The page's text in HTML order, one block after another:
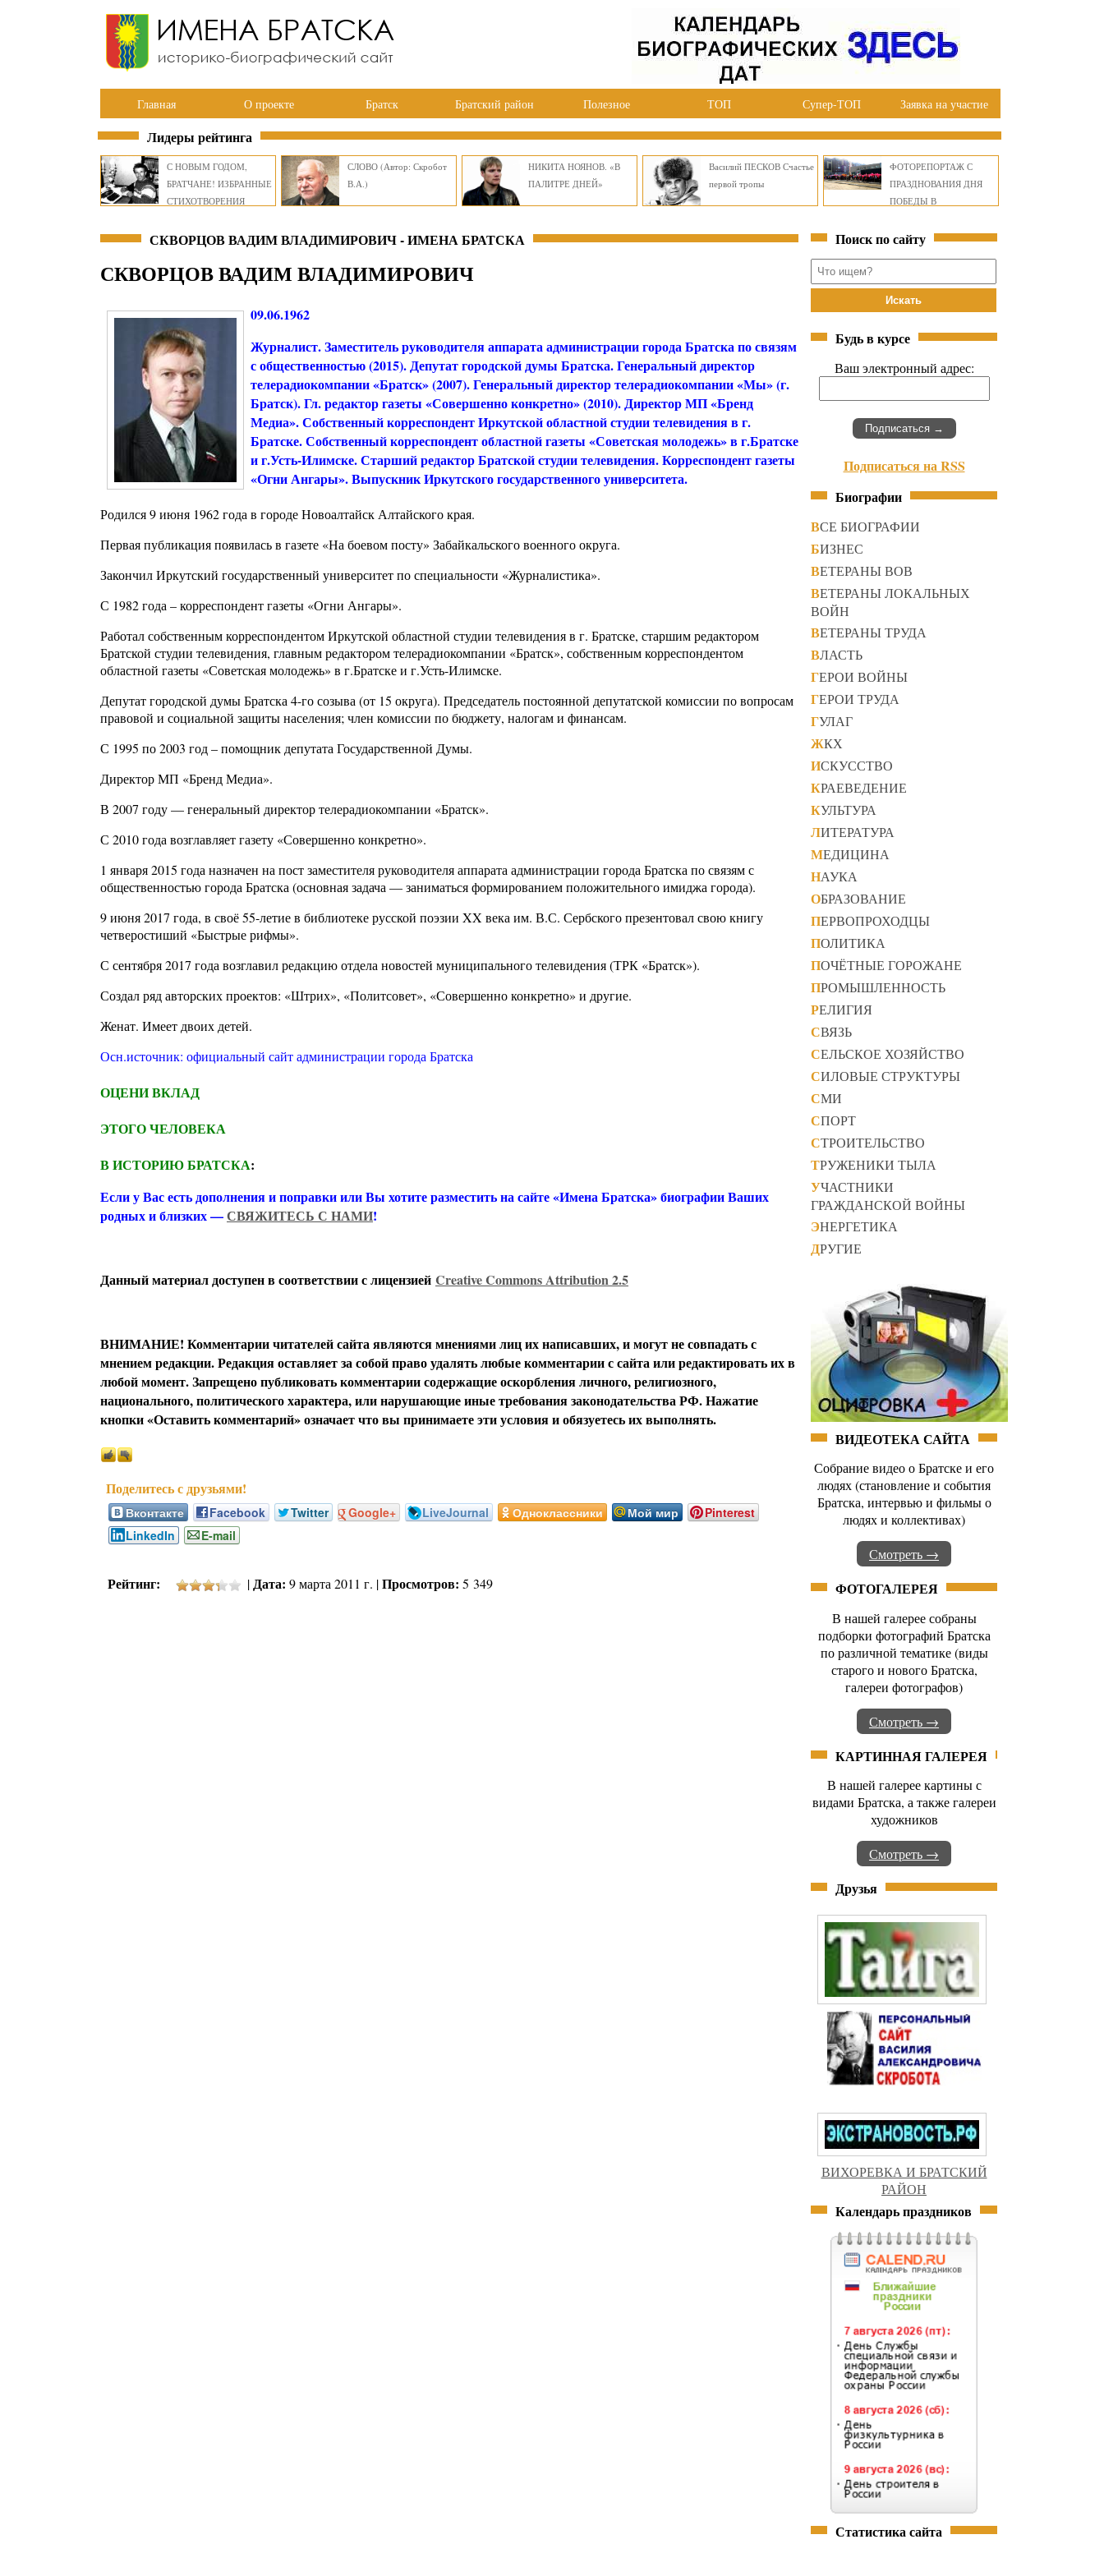
Главная О проекте Братск Братский район Полезное ТОП Супер-ТОП Заявка на участие
Лидеры рейтинга
С НОВЫМ ГОДОМ,
БРАТЧАНЕ! ИЗБРАННЫЕ
СТИХОТВОРЕНИЯ
СЛОВО (Автор: Скробот
В.А.)
НИКИТА НОЯНОВ. «В
ПАЛИТРЕ ДНЕЙ»
Василий ПЕСКОВ Счастье
первой тропы
ФОТОРЕПОРТАЖ С
ПРАЗДНОВАНИЯ ДНЯ
ПОБЕДЫ В
ОКРУГЕ БРАТСКА
СКВОРЦОВ ВАДИМ ВЛАДИМИРОВИЧ - ИМЕНА БРАТСКА
СКВОРЦОВ ВАДИМ ВЛАДИМИРОВИЧ
09.06.1962
Журналист. Заместитель руководителя аппарата администрации города Братска по связям
с общественностью (2015). Депутат городской думы Братска. Генеральный директор
телерадиокомпании «Братск» (2007). Генеральный директор телерадиокомпании «Мы» (г.
Братск). Гл. редактор газеты «Совершенно конкретно» (2010). Директор МП «Бренд
Медиа». Собственный корреспондент Иркутской областной студии телевидения в г.
Братске. Собственный корреспондент областной газеты «Советская молодежь» в г.Братске
и г.Усть-Илимске. Старший редактор Братской студии телевидения. Корреспондент газеты
«Огни Ангары». Выпускник Иркутского государственного университета.
Родился 9 июня 1962 года в городе Новоалтайск Алтайского края.
Первая публикация появилась в газете «На боевом посту» Забайкальского военного округа.
Закончил Иркутский государственный университет по специальности «Журналистика».
С 1982 года – корреспондент газеты «Огни Ангары».
Работал собственным корреспондентом Иркутской областной студии телевидения в г. Братске, старшим редактором
Братской студии телевидения, главным редактором телерадиокомпании «Братск», собственным корреспондентом
областной газеты «Советская молодежь» в г.Братске и г.Усть-Илимске.
Депутат городской думы Братска 4-го созыва (от 15 округа). Председатель постоянной депутатской комиссии по вопросам
правовой и социальной защиты населения; член комиссии по бюджету, налогам и финансам.
С 1995 по 2003 год – помощник депутата Государственной Думы.
Директор МП «Бренд Медиа».
В 2007 году — генеральный директор телерадиокомпании «Братск».
С 2010 года возглавляет газету «Совершенно конкретно».
1 января 2015 года назначен на пост заместителя руководителя аппарата администрации города Братска по связям с
общественностью города Братска (основная задача — заниматься формированием положительного имиджа города).
9 июня 2017 года, в своё 55-летие в библиотеке русской поэзии XX века им. В.С. Сербского презентовал свою книгу
четверостиший «Быстрые рифмы».
С сентября 2017 года возглавил редакцию отдела новостей муниципального телевидения (ТРК «Братск»).
Создал ряд авторских проектов: «Штрих», «Политсовет», «Совершенно конкретно» и другие.
Женат. Имеет двоих детей.
Осн.источник: официальный сайт администрации города Братска
ОЦЕНИ ВКЛАД
ЭТОГО ЧЕЛОВЕКА
В ИСТОРИЮ БРАТСКА:
Если у Вас есть дополнения и поправки или Вы хотите разместить на сайте «Имена Братска» биографии Ваших
родных и близких —СВЯЖИТЕСЬ С НАМИ!
Данный материал доступен в соответствии с лицензией Creative Commons Attribution 2.5
ВНИМАНИЕ! Комментарии читателей сайта являются мнениями лиц их написавших, и могут не совпадать с
мнением редакции. Редакция оставляет за собой право удалять любые комментарии с сайта или редактировать их в
любой момент. Запрещено публиковать комментарии содержащие оскорбления личного, религиозного,
национального, политического характера, или нарушающие иные требования законодательства РФ. Нажатие
кнопки «Оставить комментарий» означает что вы принимаете эти условия и обязуетесь их выполнять.
Вконтакте Facebook Twitter Google+ LiveJournal Одноклассники Мой мир
Pinterest
LinkedIn
E-mail
Рейтинг: | Дата: 9 марта 2011 г. |Просмотров: 5 349
Поиск по сайту
Будь в курсе
Ваш электронный адрес:
Подписаться на RSS
Биографии
ВСЕ БИОГРАФИИ
БИЗНЕС
ВЕТЕРАНЫ ВОВ
ВЕТЕРАНЫ ЛОКАЛЬНЫХ
ВОЙН
ВЕТЕРАНЫ ТРУДА
ВЛАСТЬ
ГЕРОИ ВОЙНЫ
ГЕРОИ ТРУДА
ГУЛАГ
ЖКХ
ИСКУССТВО
КРАЕВЕДЕНИЕ
КУЛЬТУРА
ЛИТЕРАТУРА
МЕДИЦИНА
НАУКА
ОБРАЗОВАНИЕ
ПЕРВОПРОХОДЦЫ
ПОЛИТИКА
ПОЧЁТНЫЕ ГОРОЖАНЕ
ПРОМЫШЛЕННОСТЬ
РЕЛИГИЯ
СВЯЗЬ
СЕЛЬСКОЕ ХОЗЯЙСТВО
СИЛОВЫЕ СТРУКТУРЫ
СМИ
СПОРТ
СТРОИТЕЛЬСТВО
ТРУЖЕНИКИ ТЫЛА
УЧАСТНИКИ
ГРАЖДАНСКОЙ ВОЙНЫ
ЭНЕРГЕТИКА
ДРУГИЕ
ВИДЕОТЕКА САЙТА
Собрание видео о Братске и его
людях (становление и события
Братска, интервью и фильмы о
людях и коллективах)
Смотреть →
ФОТОГАЛЕРЕЯ
В нашей галерее собраны
подборки фотографий Братска
по различной тематике (виды
старого и нового Братска,
галереи фотографов)
Смотреть →
КАРТИННАЯ ГАЛЕРЕЯ
В нашей галерее картины с
видами Братска, а также галереи
художников
Смотреть →
Друзья
ВИХОРЕВКА И БРАТСКИЙ
РАЙОН
Календарь праздников
Статистика сайта